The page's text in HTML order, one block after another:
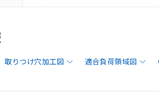
取りつけ穴加工図 適合負荷領域図